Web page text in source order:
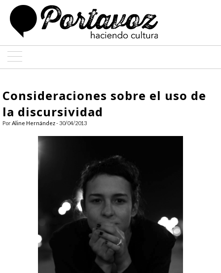
ARQUITECTURA
COLABORADORES
Consideraciones sobre el uso de
la discursividad
PorAline Hernández- 30/04/2013